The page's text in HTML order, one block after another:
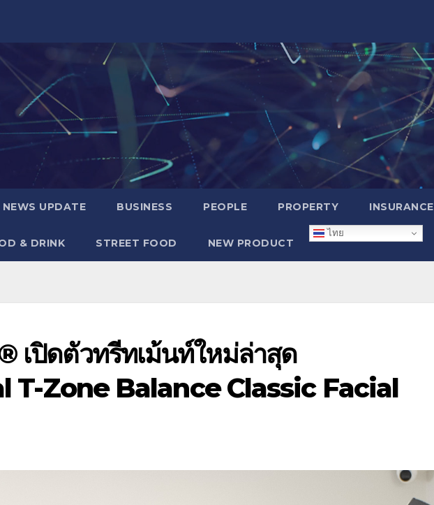
NEWS UPDATE BUSINESS PEOPLE PROPERTY INSURANCE
& DRINK STREET FOOD NEW PRODUCT
ไทย
เปิดตัวทรีทเม้นท์ใหม่ล่าสุด
T-Zone Balance Classic Facial